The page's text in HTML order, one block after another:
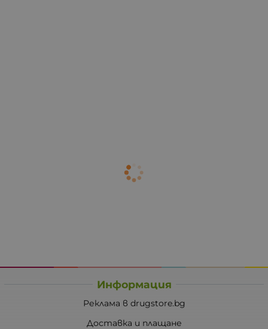
Информация
Реклама в drugstore.bg
Доставка и плащане